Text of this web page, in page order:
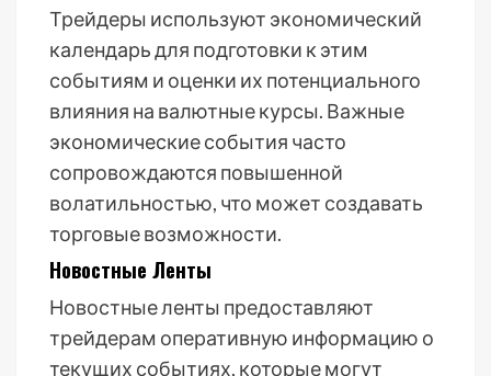
Трейдеры используют экономический
календарь для подготовки к этим
событиям и оценки их потенциального
влияния на валютные курсы. Важные
экономические события часто
сопровождаются повышенной
волатильностью, что может создавать
торговые возможности.
Новостные Ленты
Новостные ленты предоставляют
трейдерам оперативную информацию о
текущих событиях, которые могут